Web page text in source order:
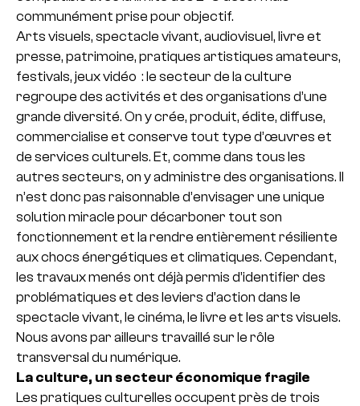
communément prise pour objectif.
Arts visuels, spectacle vivant, audiovisuel, livre et
presse, patrimoine, pratiques artistiques amateurs,
festivals, jeux vidéo : le secteur de la culture
regroupe des activités et des organisations d’une
grande diversité. On y crée, produit, édite, diffuse,
commercialise et conserve tout type d’œuvres et
de services culturels. Et, comme dans tous les
autres secteurs, on y administre des organisations. Il
n’est donc pas raisonnable d’envisager une unique
solution miracle pour décarboner tout son
fonctionnement et la rendre entièrement résiliente
aux chocs énergétiques et climatiques. Cependant,
les travaux menés ont déjà permis d’identifier des
problématiques et des leviers d’action dans le
spectacle vivant, le cinéma, le livre et les arts visuels.
Nous avons par ailleurs travaillé sur le rôle
transversal du numérique.
La culture, un secteur économique fragile
Les pratiques culturelles occupent près de trois